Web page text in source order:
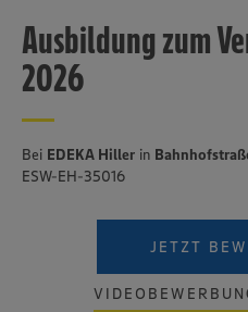
Ausbildung zum
2026
Bei EDEKA Hiller in
ESW-EH-35016
JETZT